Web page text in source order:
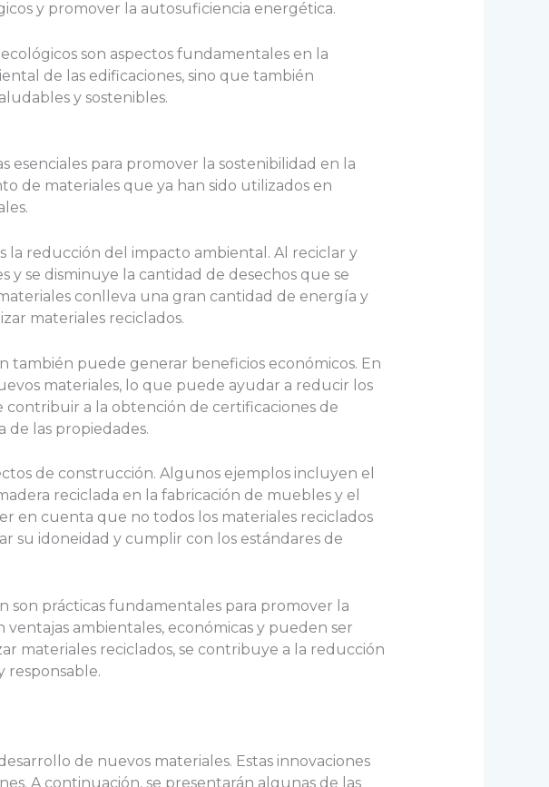
y promover la autosuficiencia energética.
son aspectos fundamentales en la
de las edificaciones, sino que también
y sostenibles.
esenciales para promover la sostenibilidad en la
de materiales que ya han sido utilizados en
la reducción del impacto ambiental. Al reciclar y
y se disminuye la cantidad de desechos que se
conlleva una gran cantidad de energía y
materiales reciclados.
también puede generar beneficios económicos. En
materiales, lo que puede ayudar a reducir los
contribuir a la obtención de certificaciones de
las propiedades.
de construcción. Algunos ejemplos incluyen el
reciclada en la fabricación de muebles y el
en cuenta que no todos los materiales reciclados
su idoneidad y cumplir con los estándares de
son prácticas fundamentales para promover la
ambientales, económicas y pueden ser
materiales reciclados, se contribuye a la reducción
responsable.
de nuevos materiales. Estas innovaciones
A continuación, se presentarán algunas de las